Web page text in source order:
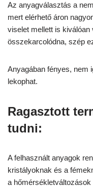
Az anyagválasztás a
mert elérhető áron
viselet mellett is
összekarcolódna, szép
Anyagában fényes, nem
lekophat.
Ragasztott
tudni:
A felhasznált anyagok
kristályoknak és a
a